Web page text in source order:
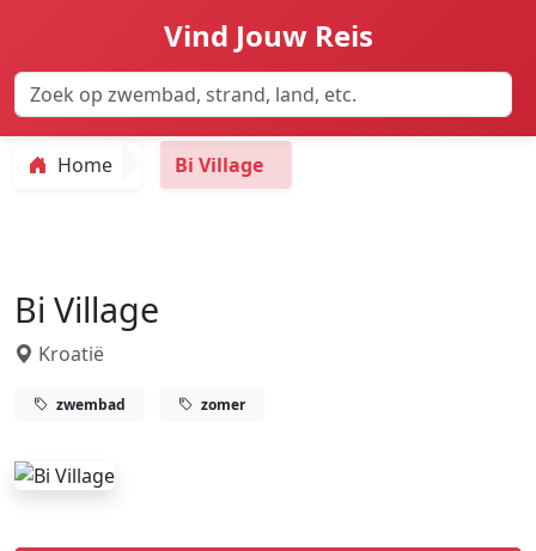
Vind Jouw Reis
Home Bi Village
Bi Village
Kroatië
zwembad zomer